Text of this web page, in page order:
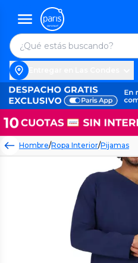
Hombre/Ropa Interior/Pijamas